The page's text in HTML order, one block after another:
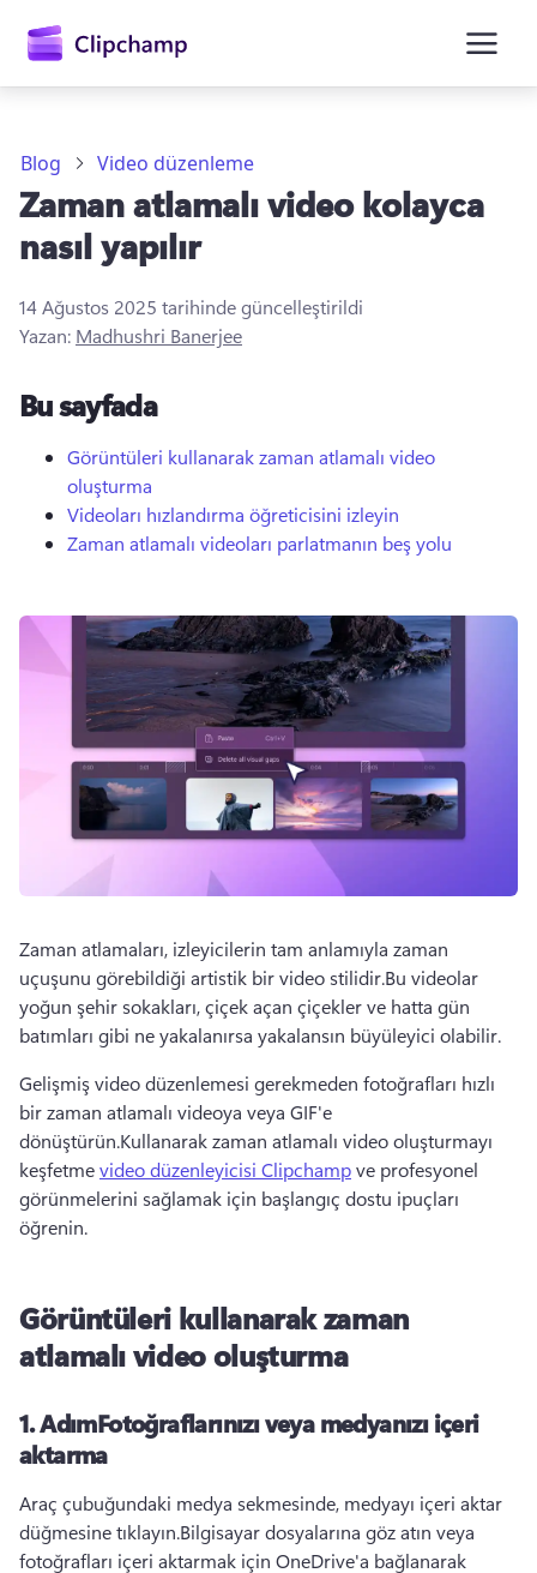
Ücretsiz deneyin
Blog Video düzenleme
Zaman atlamalı video kolayca
nasıl yapılır
14 Ağustos 2025 tarihinde güncelleştirildi
Yazan: Madhushri Banerjee
Bu sayfada
Görüntüleri kullanarak zaman atlamalı video
oluşturma
Videoları hızlandırma öğreticisini izleyin
Zaman atlamalı videoları parlatmanın beş yolu
Zaman atlamaları, izleyicilerin tam anlamıyla zaman
uçuşunu görebildiği artistik bir video stilidir.Bu videolar
yoğun şehir sokakları, çiçek açan çiçekler ve hatta gün
batımları gibi ne yakalanırsa yakalansın büyüleyici olabilir.
Gelişmiş video düzenlemesi gerekmeden fotoğrafları hızlı
bir zaman atlamalı videoya veya GIF'e
dönüştürün.Kullanarak zaman atlamalı video oluşturmayı
keşfetme video düzenleyicisi Clipchamp ve profesyonel
görünmelerini sağlamak için başlangıç dostu ipuçları
öğrenin.
Görüntüleri kullanarak zaman
atlamalı video oluşturma
1. AdımFotoğraflarınızı veya medyanızı içeri
aktarma
Araç çubuğundaki medya sekmesinde, medyayı içeri aktar
düğmesine tıklayın.Bilgisayar dosyalarına göz atın veya
fotoğrafları içeri aktarmak için OneDrive'a bağlanarak